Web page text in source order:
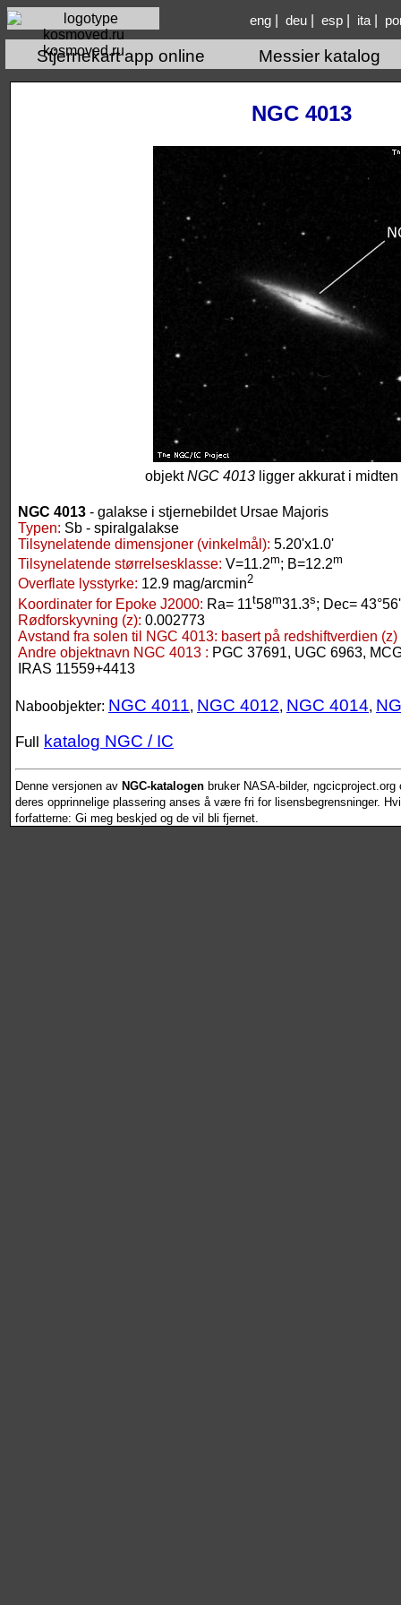
kosmoved.ru
eng| deu| esp| ita|
Stjernekart app online Messier katalog
NGC 4013
objektNGC 4013ligger akkurat i midten
NGC 4013 - galakse i stjernebildet Ursae Majoris
Typen: Sb - spiralgalakse
Tilsynelatende dimensjoner (vinkelmål): 5.20'x1.0'
Tilsynelatende størrelsesklasse: V=11.2m; B=12.2m
Overflate lysstyrke: 12.9 mag/arcmin2
Koordinater for Epoke J2000: Ra= 11t58m31.3s; Dec=
Rødforskyvning (z): 0.002773
Avstand fra solen til NGC 4013: basert på redshiftverdien
Andre objektnavn NGC 4013 : PGC 37691, UGC 6963,
IRAS 11559+4413
Naboobjekter: NGC 4011, NGC 4012, NGC 4014,
Full katalog NGC / IC
Denne versjonen av NGC-katalogen bruker NASA-bilder,
deres opprinnelige plassering anses å være fri for lisensbegrensninger.
forfatterne: Gi meg beskjed og de vil bli fjernet.